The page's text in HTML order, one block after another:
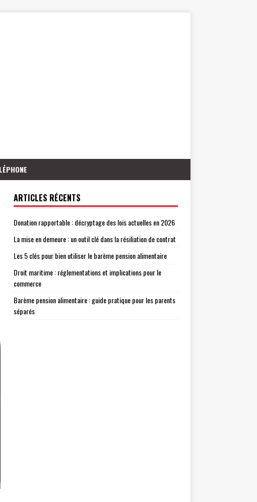
ARTICLES RÉCENTS
Donation rapportable : décryptage des lois actuelles en 2026
La mise en demeure : un outil clé dans la résiliation de contrat
Les 5 clés pour bien utiliser le barème pension alimentaire
Droit maritime : réglementations et implications pour le
commerce
Barème pension alimentaire : guide pratique pour les parents
séparés